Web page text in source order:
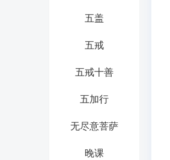
五盖
五戒
五戒十善
五加行
无尽意菩萨
晚课